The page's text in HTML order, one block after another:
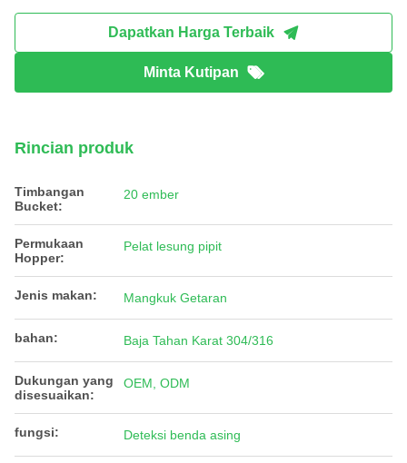
Dapatkan Harga Terbaik
Minta Kutipan
Rincian produk
Timbangan
Bucket:
20 ember
Permukaan
Hopper:
Pelat lesung pipit
Jenis makan: Mangkuk Getaran
bahan: Baja Tahan Karat 304/316
Dukungan yang
disesuaikan:
OEM, ODM
fungsi: Deteksi benda asing